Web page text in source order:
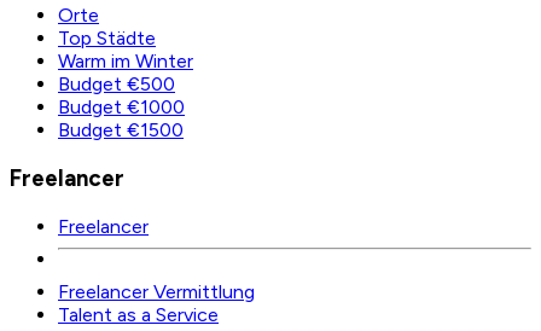
Orte
Top Städte
Warm im Winter
Budget €500
Budget €1000
Budget €1500
Freelancer
Freelancer
Freelancer Vermittlung
Talent as a Service